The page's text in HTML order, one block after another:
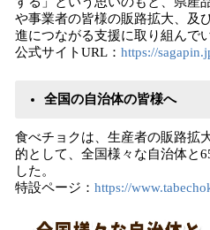
や事業者の皆様の販路拡大、及
進につながる支援に取り組んで
公式サイトURL： https://
全国の自治体の皆様へ
食べチョクは、生産者の販路拡
的として、全国様々な自治体と
した。
特設ページ： https://